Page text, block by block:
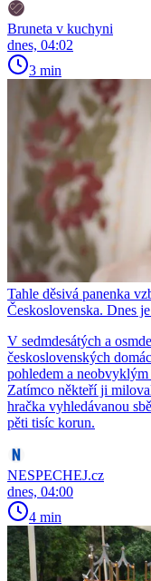
Bruneta v kuchyni
dnes, 04:02
3 min
Tahle děsivá panenka
Československa. Dnes
V sedmdesátých a
československých
pohledem a
Zatímco někteří ji
hračka vyhledávanou
pěti tisíc korun.
NESPECHEJ.cz
dnes, 04:00
4 min